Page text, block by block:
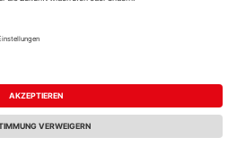
Widerruf
Datenschutz
Vertrag widerrufen